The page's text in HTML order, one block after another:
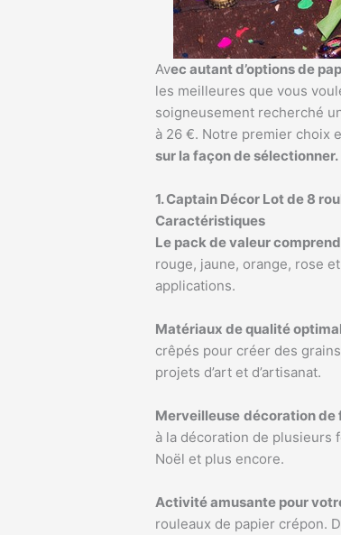
Avec autant d’options de
les meilleures que vous
soigneusement recherché
à 26 €. Notre premier choix
sur la façon de sélectionner.
1. Captain Décor Lot de 8
Caractéristiques
Le pack de valeur comprend
rouge, jaune, orange, rose
applications.
Matériaux de qualité
crêpés pour créer des
projets d’art et d’artisanat.
Merveilleuse décoration de
à la décoration de plusieurs
Noël et plus encore.
Activité amusante pour
rouleaux de papier crépon.